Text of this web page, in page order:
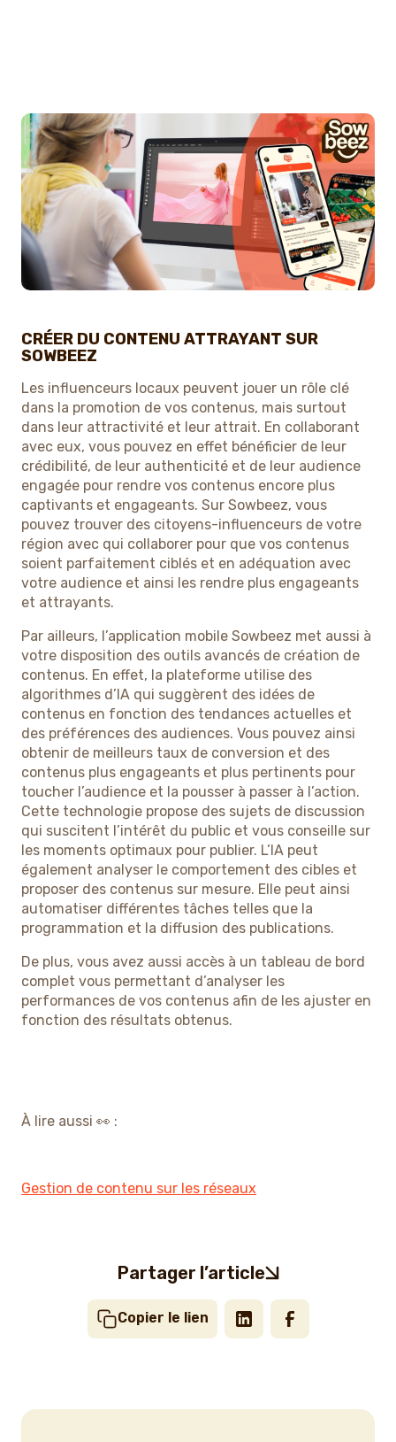
CRÉER DU CONTENU ATTRAYANT SUR
SOWBEEZ
Les influenceurs locaux peuvent jouer un rôle clé
dans la promotion de vos contenus, mais surtout
dans leur attractivité et leur attrait. En collaborant
avec eux, vous pouvez en effet bénéficier de leur
crédibilité, de leur authenticité et de leur audience
engagée pour rendre vos contenus encore plus
captivants et engageants. Sur Sowbeez, vous
pouvez trouver des citoyens-influenceurs de votre
région avec qui collaborer pour que vos contenus
soient parfaitement ciblés et en adéquation avec
votre audience et ainsi les rendre plus engageants
et attrayants.
Par ailleurs, l’application mobile Sowbeez met aussi à
votre disposition des outils avancés de création de
contenus. En effet, la plateforme utilise des
algorithmes d’IA qui suggèrent des idées de
contenus en fonction des tendances actuelles et
des préférences des audiences. Vous pouvez ainsi
obtenir de meilleurs taux de conversion et des
contenus plus engageants et plus pertinents pour
toucher l’audience et la pousser à passer à l’action.
Cette technologie propose des sujets de discussion
qui suscitent l’intérêt du public et vous conseille sur
les moments optimaux pour publier. L’IA peut
également analyser le comportement des cibles et
proposer des contenus sur mesure. Elle peut ainsi
automatiser différentes tâches telles que la
programmation et la diffusion des publications.
De plus, vous avez aussi accès à un tableau de bord
complet vous permettant d’analyser les
performances de vos contenus afin de les ajuster en
fonction des résultats obtenus.
À lire aussi 👀 :
Gestion de contenu sur les réseaux
Partager l’article
Copier le lien